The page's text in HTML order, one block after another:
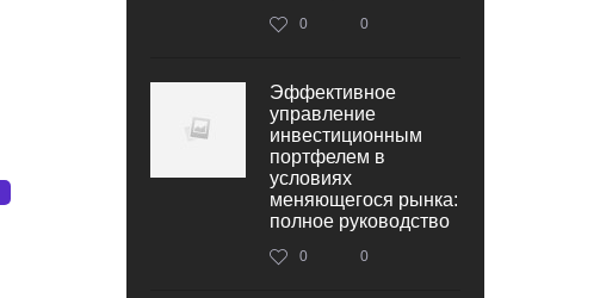
0 0
Эффективное
управление
инвестиционным
портфелем в
условиях
меняющегося рынка:
полное руководство
0 0